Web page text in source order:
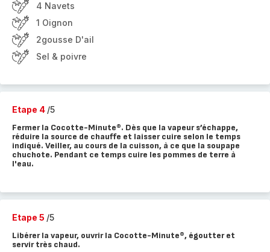
4 Navets
1 Oignon
2gousse D'ail
Sel & poivre
Etape 4 /5
Fermer la Cocotte-Minute®. Dès que la vapeur s’échappe,
réduire la source de chauffe et laisser cuire selon le temps
indiqué. Veiller, au cours de la cuisson, à ce que la soupape
chuchote. Pendant ce temps cuire les pommes de terre à
l'eau.
Etape 5 /5
Libérer la vapeur, ouvrir la Cocotte-Minute®, égoutter et
servir très chaud.